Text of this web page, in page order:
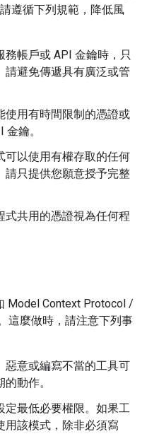
遵循下列規範，降低風
務帳戶或 API 金鑰時，只
請避免傳遞具有廣泛或管
使用有時間限制的憑證或
鑰。
可以使用有權存取的任何
請只提供您願意授予完整
式共用的憑證視為任何程
Model Context Protocol /
這麼做時，請注意下列事
惡意或編寫不當的工具可
動作。
定最低必要權限。如果工
用該模式，除非必須寫